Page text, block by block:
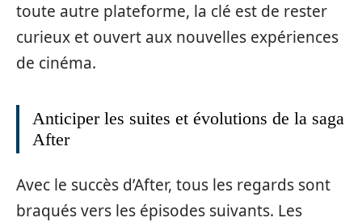
toute autre plateforme, la clé est de rester
curieux et ouvert aux nouvelles expériences
de cinéma.
Anticiper les suites et évolutions de la saga
After
Avec le succès d’After, tous les regards sont
braqués vers les épisodes suivants. Les